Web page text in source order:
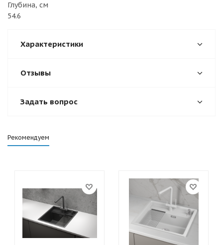
Глубина, см
54.6
Характеристики
Отзывы
Задать вопрос
Рекомендуем